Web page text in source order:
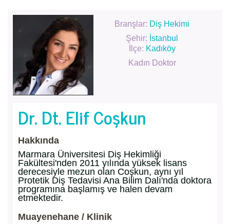
Branşlar: Diş Hekimi
Şehir: İstanbul
İlçe: Kadıköy
Kadın Doktor
Dr. Dt. Elif Coşkun
Hakkında
Marmara Üniversitesi Diş Hekimliği
Fakültesi'nden 2011 yılında yüksek lisans
derecesiyle mezun olan Coşkun, aynı yıl
Protetik Diş Tedavisi Ana Bilim Dalı'nda doktora
programına başlamış ve halen devam
etmektedir.
Muayenehane / Klinik